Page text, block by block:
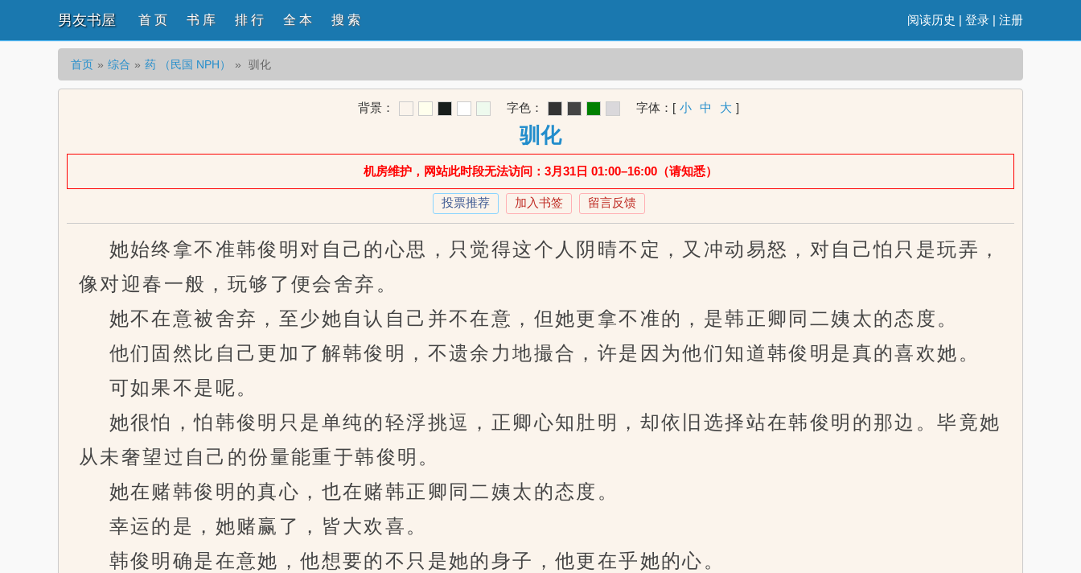
男友书屋 阅读历史 | 登录 | 注册
首 页 书 库 排 行 全 本 搜 索
首页 综合 药 （民国 NPH） 驯化
背景： 字色： 字体： [ 小 中 大 ]
驯化
机房维护，网站此时段无法访问：3月31日 01:00–16:00（请知悉）
投票推荐 加入书签 留言反馈
她始终拿不准韩俊明对自己的心思，只觉得这个人阴晴不定，又冲动易怒，对自己怕只是玩弄，
像对迎春一般，玩够了便会舍弃。
她不在意被舍弃，至少她自认自己并不在意，但她更拿不准的，是韩正卿同二姨太的态度。
他们固然比自己更加了解韩俊明，不遗余力地撮合，许是因为他们知道韩俊明是真的喜欢她。
可如果不是呢。
她很怕，怕韩俊明只是单纯的轻浮挑逗，正卿心知肚明，却依旧选择站在韩俊明的那边。毕竟她
从未奢望过自己的份量能重于韩俊明。
她在赌韩俊明的真心，也在赌韩正卿同二姨太的态度。
幸运的是，她赌赢了，皆大欢喜。
韩俊明确是在意她，他想要的不只是她的身子，他更在乎她的心。